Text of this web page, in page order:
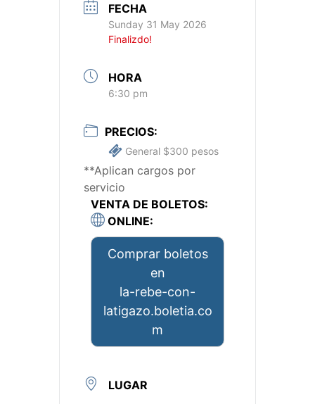
FECHA
Sunday 31 May 2026
Finalizdo!
HORA
6:30 pm
PRECIOS:
General $300 pesos
**Aplican cargos por
servicio
VENTA DE BOLETOS:
ONLINE:
Comprar boletos
en
la-rebe-con-
latigazo.boletia.co
m
LUGAR